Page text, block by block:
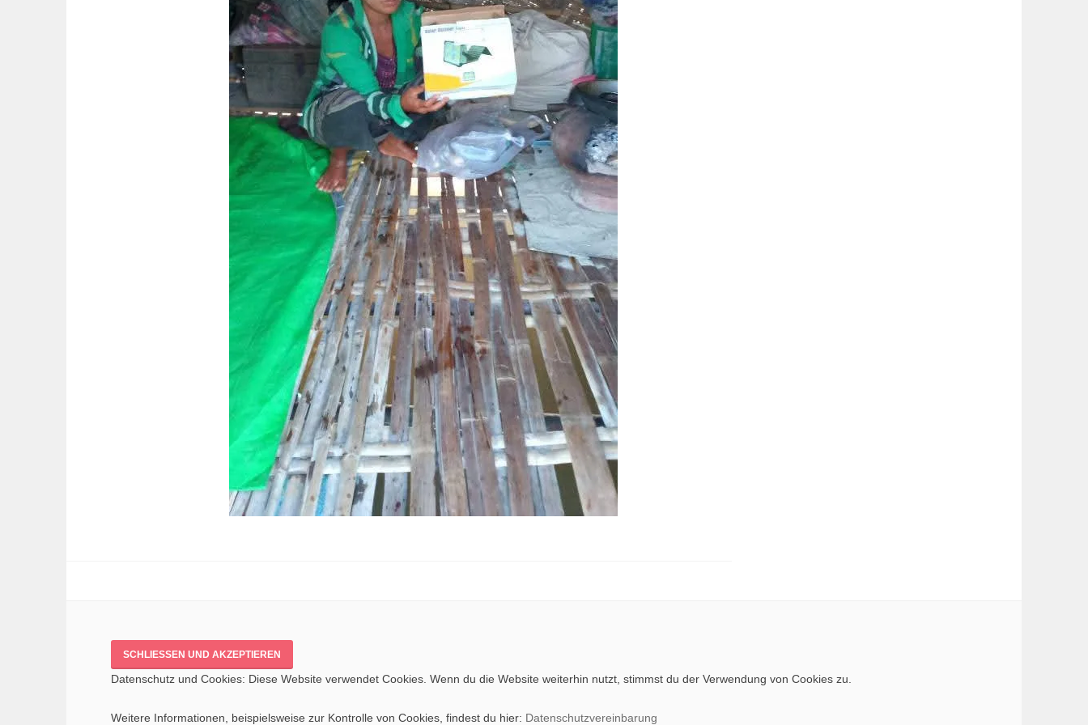
Datenschutz und Cookies: Diese Website verwendet Cookies. Wenn du die Website weiterhin nutzt, stimmst du der Verwendung von Cookies zu.
Weitere Informationen, beispielsweise zur Kontrolle von Cookies, findest du hier: Datenschutzvereinbarung